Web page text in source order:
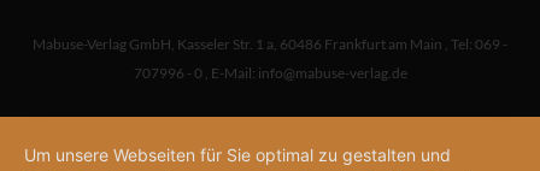
Mabuse-Verlag GmbH, Kasseler Str. 1 a, 60486 Frankfurt am Main , Tel: 069 -
707996 - 0 , E-Mail: info@mabuse-verlag.de
Um unsere Webseiten für Sie optimal zu gestalten und